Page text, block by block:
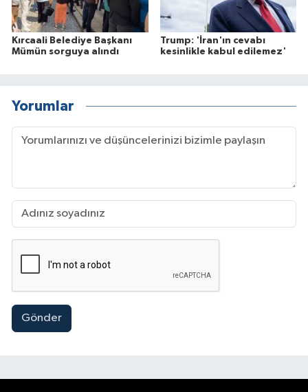
Kırcaali Belediye Başkanı
Mümün sorguya alındı
Trump: 'İran'ın cevabı
kesinlikle kabul edilemez'
Yorumlar
Gönder